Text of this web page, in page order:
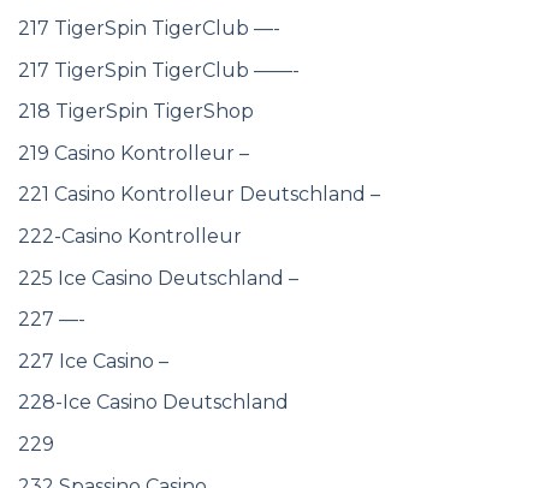
217 TigerSpin TigerClub —-
217 TigerSpin TigerClub ——-
218 TigerSpin TigerShop
219 Casino Kontrolleur –
221 Casino Kontrolleur Deutschland –
222-Casino Kontrolleur
225 Ice Casino Deutschland –
227 —-
227 Ice Casino –
228-Ice Casino Deutschland
229